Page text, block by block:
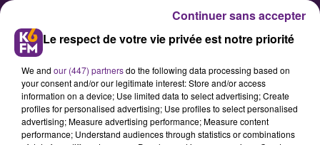
Dessinez le futur parc de la
Le respect de votre vie privée est notre priorité
We and our (447) partnersdo the following data processing based on
your consent and/or our legitimate interest: Store and/or access
information on a device; Use limited data to select advertising; Create
profiles for personalised advertising; Use profiles to select personalised
advertising; Measure advertising performance; Measure content
performance; Understand audiences through statistics or combinations
Continuer sans accepter